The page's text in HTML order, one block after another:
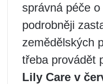
správná péče
podrobněji
zemědělských
třeba provádět
Lily Care v